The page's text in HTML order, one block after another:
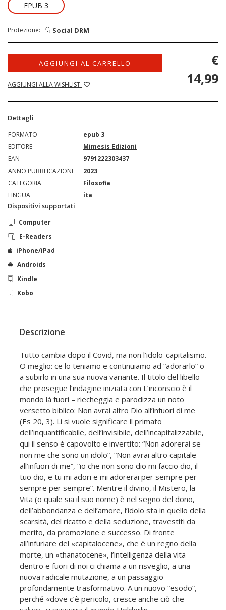
EPUB 3
Protezione: Social DRM
AGGIUNGI AL CARRELLO
AGGIUNGI ALLA WISHLIST
€
14,99
Dettagli
FORMATO
epub 3
EDITORE
Mimesis Edizioni
EAN
9791222303437
ANNO PUBBLICAZIONE
2023
CATEGORIA
Filosofia
LINGUA
ita
Dispositivi supportati
Computer
E-Readers
iPhone/iPad
Androids
Kindle
Kobo
Descrizione
Tutto cambia dopo il Covid, ma non l’idolo-capitalismo.
O meglio: ce lo teniamo e continuiamo ad “adorarlo” o
a subirlo in una sua nuova variante. Il titolo del libello –
che prosegue l’indagine iniziata con L’inconscio è il
mondo là fuori – riecheggia e parodizza un noto
versetto biblico: Non avrai altro Dio all’infuori di me
(Es 20, 3). Lì si vuole significare il primato
dell’inquantificabile, dell’invisibile, dell’incapitalizzabile,
qui il senso è capovolto e invertito: “Non adorerai se
non me che sono un idolo”, “Non avrai altro capitale
all’infuori di me”, “io che non sono dio mi faccio dio, il
tuo dio, e tu mi adori e mi adorerai per sempre per
sempre per sempre”. Mentre il divino, il Mistero, la
Vita (o quale sia il suo nome) è nel segno del dono,
dell’abbondanza e dell’amore, l’idolo sta in quello della
scarsità, del ricatto e della seduzione, travestiti da
merito, da promozione e successo. Di fronte
all’infuriare del «capitalocene», che è un regno della
morte, un «thanatocene», l’intelligenza della vita
dentro e fuori di noi ci chiama a un risveglio, a una
nuova radicale mutazione, a un passaggio
profondamente trasformativo. A un nuovo “esodo”,
perché «dove c’è pericolo, cresce anche ciò che